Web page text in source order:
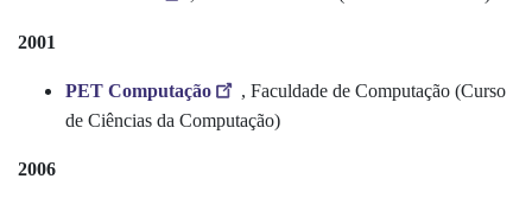
2001
PET Computação
, Faculdade de Computação (Curso
de Ciências da Computação)
2006